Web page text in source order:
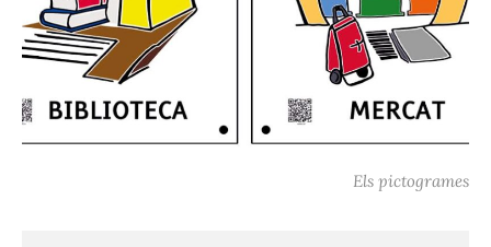
Els pictogrames